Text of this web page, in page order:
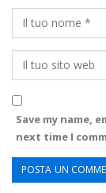
Save my name,
next time I